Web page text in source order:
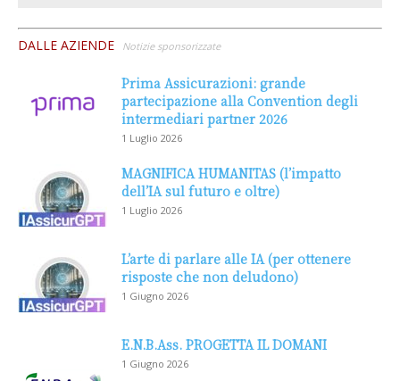
DALLE AZIENDE Notizie sponsorizzate
Prima Assicurazioni: grande
partecipazione alla Convention degli
intermediari partner 2026
1 Luglio 2026
MAGNIFICA HUMANITAS (l’impatto
dell’IA sul futuro e oltre)
1 Luglio 2026
L’arte di parlare alle IA (per ottenere
risposte che non deludono)
1 Giugno 2026
E.N.B.Ass. PROGETTA IL DOMANI
1 Giugno 2026